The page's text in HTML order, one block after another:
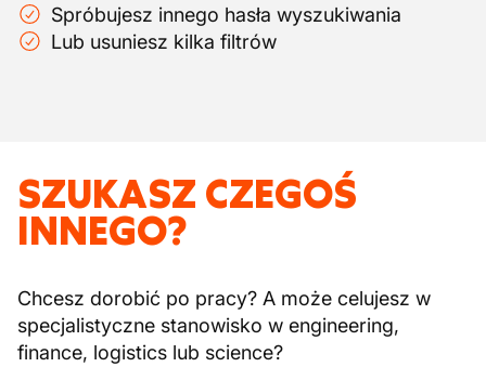
Spróbujesz innego hasła wyszukiwania
Lub usuniesz kilka filtrów
SZUKASZ CZEGOŚ
INNEGO?
Chcesz dorobić po pracy? A może celujesz w
specjalistyczne stanowisko w engineering,
finance, logistics lub science?